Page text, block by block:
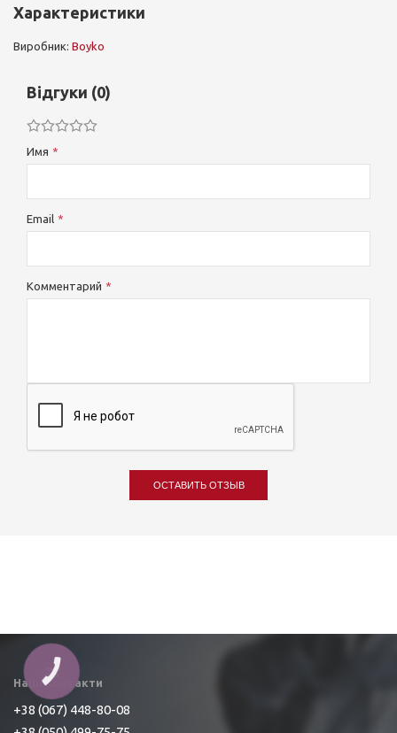
Характеристики
Виробник: Boyko
Відгуки (0)
Имя
Email
Комментарий
ОСТАВИТЬ ОТЗЫВ
Наші контакти
+38 (067) 448-80-08
КНОПКА
ЗВ'ЯЗКУ